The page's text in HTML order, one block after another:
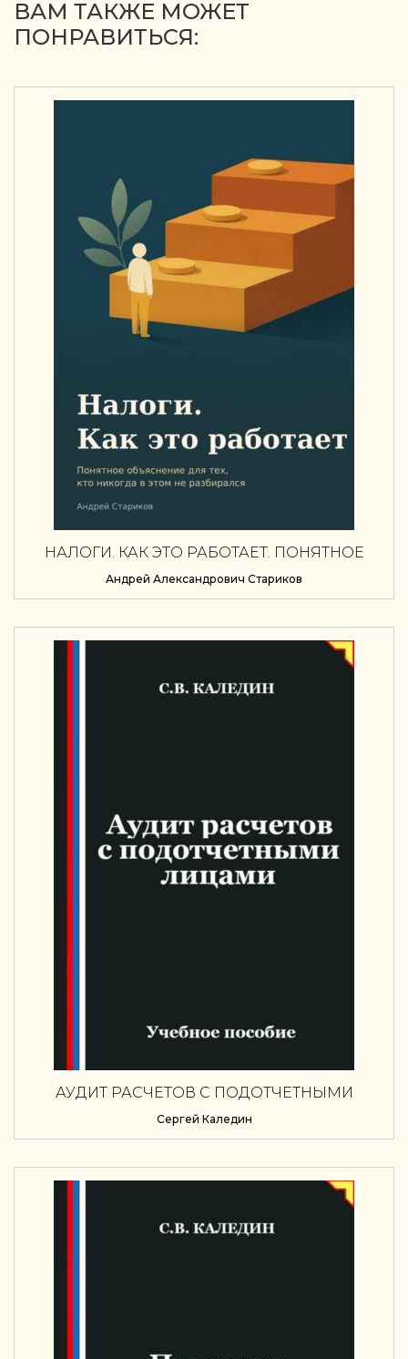
ВАМ ТАКЖЕ МОЖЕТ
ПОНРАВИТЬСЯ:
НАЛОГИ. КАК ЭТО РАБОТАЕТ. ПОНЯТНОЕ
ОБЪЯСНЕНИЕ ДЛЯ ТЕХ, КТО НИКОГДА В
ЭТОМ НЕ РАЗБИРАЛСЯ
Андрей Александрович Стариков
АУДИТ РАСЧЕТОВ С ПОДОТЧЕТНЫМИ
ЛИЦАМИ
Сергей Каледин